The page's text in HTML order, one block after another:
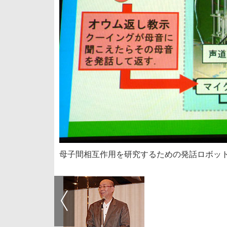
母子間相互作用を研究するための発話ロボッ